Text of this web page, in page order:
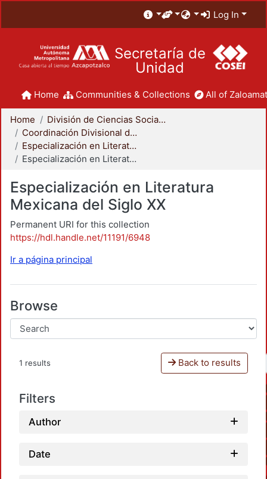
Log In
Secretaría de
Unidad
Home Communities & Collections All of
Home
División de Ciencias Sociales y Humanidades
Coordinación Divisional de Posgrado
Especialización en Literatura Mexicana del Siglo XX
Especialización en Literatura Mexicana del Siglo XX
Especialización en Literatura
Mexicana del Siglo XX
Permanent URI for this collection
https://hdl.handle.net/11191/6948
Ir a página principal
Browse
1 results Back to results
Filters
Author
Date